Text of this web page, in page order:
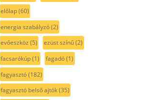
előlap(60)
energia szabályzó(2)
evőeszköz (5) ezüst színű(2)
facsarókúp(1) fagadó(1)
fagyasztó(182)
fagyasztó belső ajtók(35)